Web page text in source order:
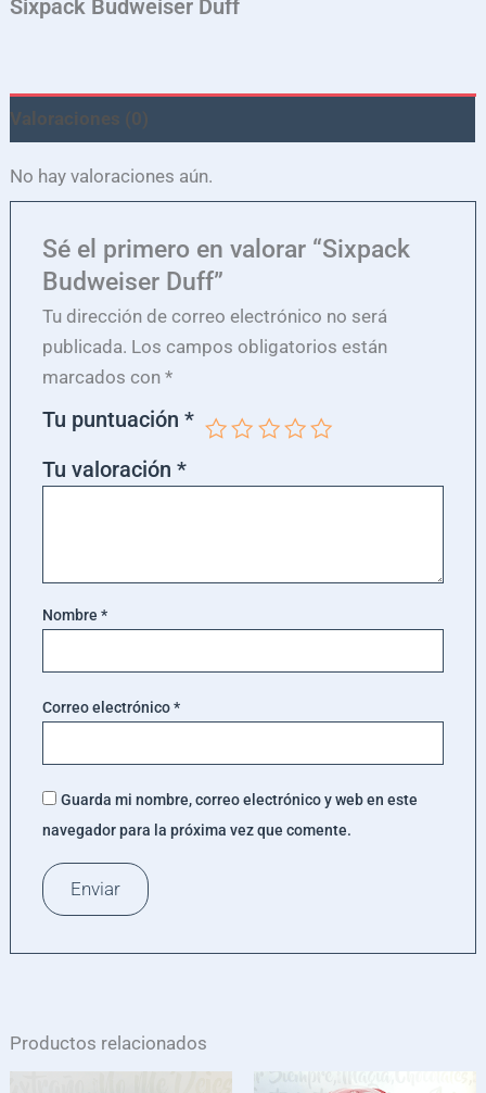
Sixpack Budweiser Duff
Valoraciones (0)
No hay valoraciones aún.
Sé el primero en valorar “Sixpack
Budweiser Duff”
Tu dirección de correo electrónico no será
publicada. Los campos obligatorios están
marcados con *
Tu puntuación *
Tu valoración *
Nombre *
Correo electrónico*
Guarda mi nombre, correo electrónico y web en este
navegador para la próxima vez que comente.
Productos relacionados